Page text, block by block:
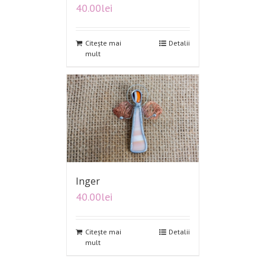
40.00lei
Citește mai
mult
Detalii
Inger
40.00lei
Citește mai
mult
Detalii